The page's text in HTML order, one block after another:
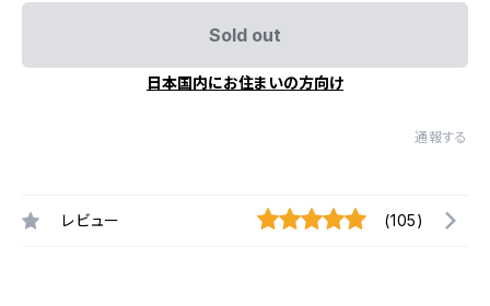
Sold out
日本国内にお住まいの方向け
通報する
レビュー (105)